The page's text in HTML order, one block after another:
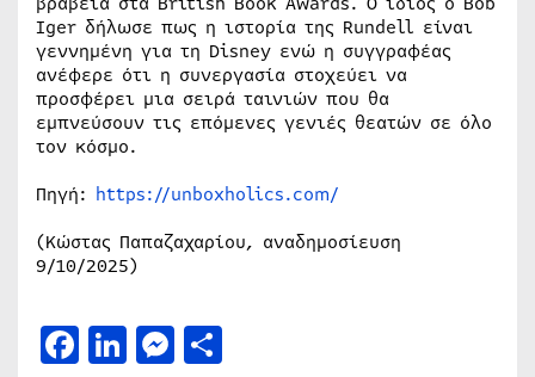
Iger δήλωσε πως η ιστορία της Rundell είναι
γεννημένη για τη Disney ενώ η συγγραφέας
ανέφερε ότι η συνεργασία στοχεύει να
προσφέρει μια σειρά ταινιών που θα
εμπνεύσουν τις επόμενες γενιές θεατών σε όλο
τον κόσμο.
Πηγή: https://unboxholics.com/
(Κώστας Παπαζαχαρίου, αναδημοσίευση
9/10/2025)
Facebook
LinkedIn
Messenger